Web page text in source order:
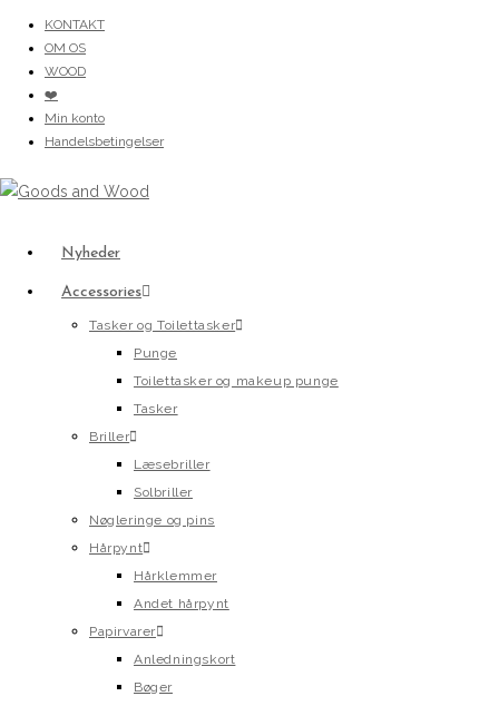
content
KONTAKT
OM OS
WOOD
❤️
Min konto
Handelsbetingelser
Nyheder
Accessories
Tasker og Toilettasker
Punge
Toilettasker og makeup punge
Tasker
Briller
Læsebriller
Solbriller
Nøgleringe og pins
Hårpynt
Hårklemmer
Andet hårpynt
Papirvarer
Anledningskort
Bøger